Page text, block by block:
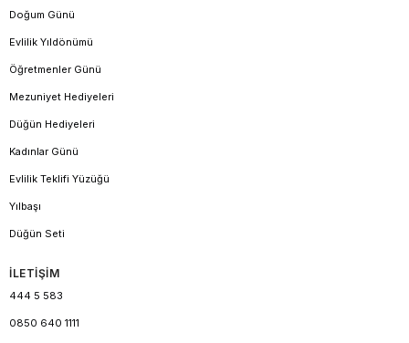
Doğum Günü
Evlilik Yıldönümü
Öğretmenler Günü
Mezuniyet Hediyeleri
Düğün Hediyeleri
Kadınlar Günü
Evlilik Teklifi Yüzüğü
Yılbaşı
Düğün Seti
İLETİŞİM
444 5 583
0850 640 1111